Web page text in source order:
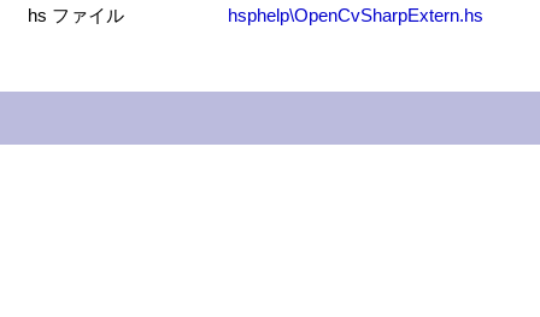
hs ファイル
hsphelp\OpenCvSharpExtern.hs